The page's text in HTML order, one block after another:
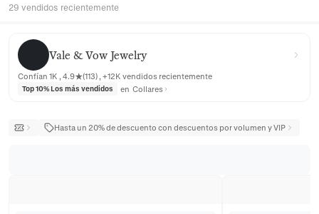
29 vendidos recientemente
Vale & Vow Jewelry
Vale & Vow Jewelry
Confían 1K , 4.9★(113) , +12K vendidos recientemente
Top 10% Los más vendidos en Collares
Hasta un 20% de descuento con descuentos por volumen y VIP